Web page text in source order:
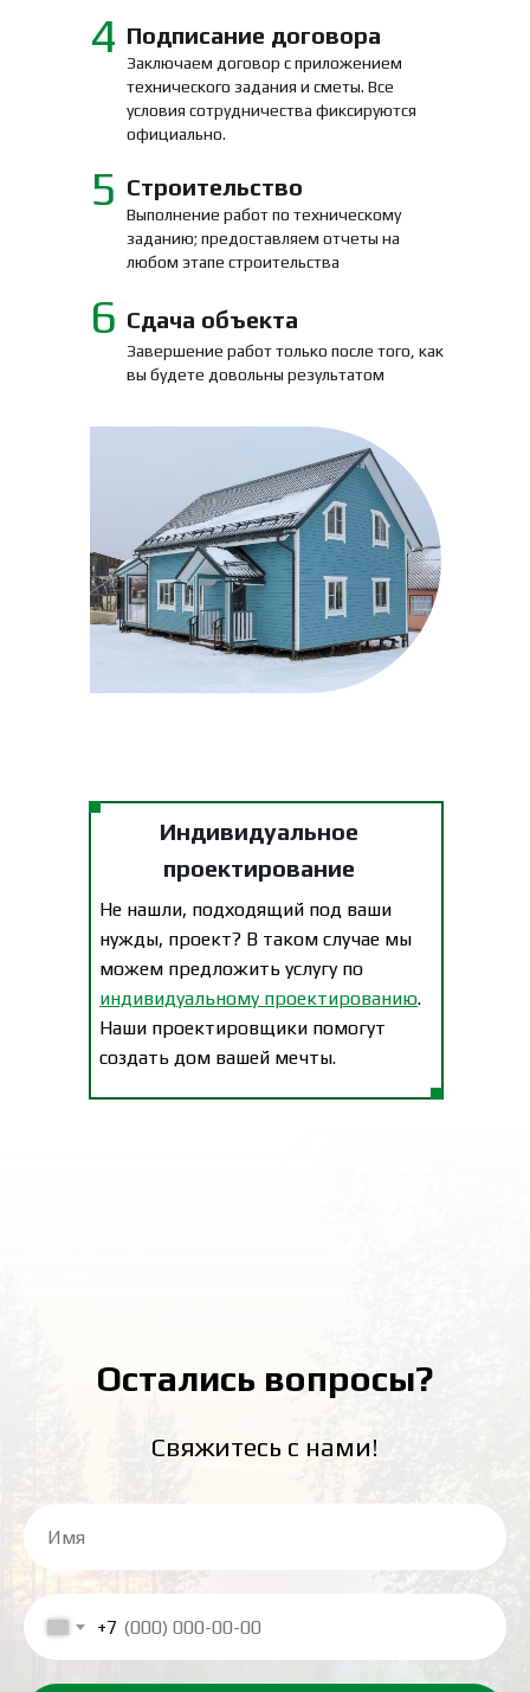
Подписание договора
Заключаем договор с приложением
технического задания и сметы. Все
условия сотрудничества фиксируются
официально.
4
Сдача объекта
Завершение работ только после того, как
вы будете довольны результатом
6
Строительство
Выполнение работ по техническому
заданию; предоставляем отчеты на
любом этапе строительства
5
Не нашли, подходящий под ваши
нужды, проект? В таком случае мы
можем предложить услугу по
индивидуальному проектированию.
Наши проектировщики помогут
создать дом вашей мечты.
Индивидуальное
проектирование
Остались вопросы?
Свяжитесь с нами!
+7